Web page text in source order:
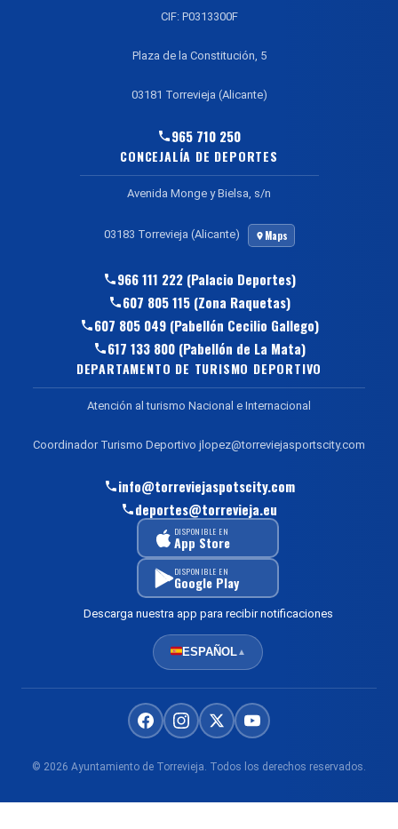
CIF: P0313300F
Plaza de la Constitución, 5
03181 Torrevieja (Alicante)
965 710 250
CONCEJALÍA DE DEPORTES
Avenida Monge y Bielsa, s/n
03183 Torrevieja (Alicante) Maps
966 111 222 (Palacio Deportes)
607 805 115 (Zona Raquetas)
607 805 049 (Pabellón Cecilio Gallego)
617 133 800 (Pabellón de La Mata)
DEPARTAMENTO DE TURISMO DEPORTIVO
Atención al turismo Nacional e Internacional
Coordinador Turismo Deportivo jlopez@torreviejasportscity.com
info@torreviejaspotscity.com
deportes@torrevieja.eu
DISPONIBLE EN
App Store
DISPONIBLE EN
Google Play
Descarga nuestra app para recibir notificaciones
ESPAÑOL▲
© 2026 Ayuntamiento de Torrevieja. Todos los derechos reservados.